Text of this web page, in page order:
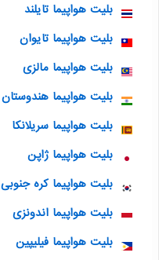
بلیت هواپیما تایلند
بلیت هواپیما تایوان
بلیت هواپیما مالزی
بلیت هواپیما هندوستان
بلیت هواپیما سریلانکا
بلیت هواپیما ژاپن
بلیت هواپیما کره جنوبی
بلیت هواپیما اندونزی
بلیت هواپیما فیلیپین